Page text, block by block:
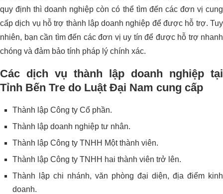
quy định thì doanh nghiệp còn có thể tìm đến các đơn vị cung
cấp dịch vụ hỗ trợ thành lập doanh nghiệp để được hỗ trợ. Tuy
nhiên, bạn cần tìm đến các đơn vị uy tín để được hỗ trợ nhanh
chóng và đảm bảo tính pháp lý chính xác.
Các dịch vụ thành lập doanh nghiệp tại
Tỉnh Bến Tre do Luật Đại Nam cung cấp
Thành lập Công ty Cổ phần.
Thành lập doanh nghiệp tư nhân.
Thành lập Công ty TNHH Một thành viên.
Thành lập Công ty TNHH hai thành viên trở lên.
Thành lập chi nhánh, văn phòng đại diện, địa điểm kinh
doanh.